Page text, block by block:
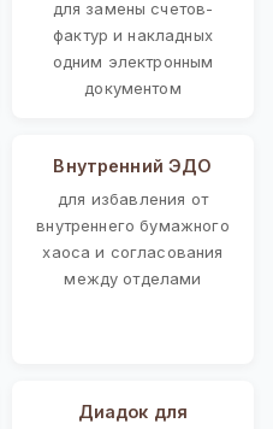
для замены счетов-
фактур и накладных
одним электронным
документом
Внутренний ЭДО
для избавления от
внутреннего бумажного
хаоса и согласования
между отделами
Диадок для